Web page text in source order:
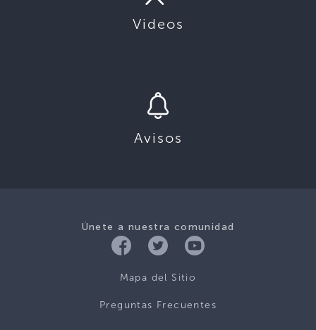
Videos
Avisos
Únete a nuestra comunidad
Mapa del Sitio
Preguntas Frecuentes